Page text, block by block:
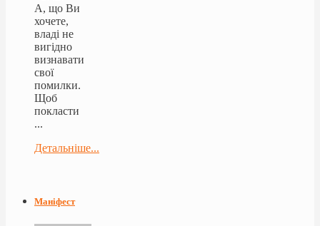
А, що Ви
хочете,
владі не
вигідно
визнавати
свої
помилки.
Щоб
покласти
...
Детальніше...
Маніфест